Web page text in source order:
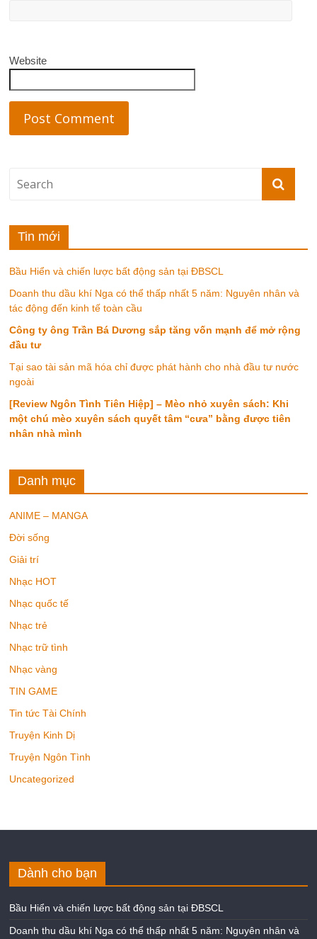
Website
Tin mới
Bầu Hiển và chiến lược bất động sản tại ĐBSCL
Doanh thu dầu khí Nga có thể thấp nhất 5 năm: Nguyên nhân và
tác động đến kinh tế toàn cầu
Công ty ông Trần Bá Dương sắp tăng vốn mạnh để mở rộng
đầu tư
Tại sao tài sản mã hóa chỉ được phát hành cho nhà đầu tư nước
ngoài
[Review Ngôn Tình Tiên Hiệp] – Mèo nhỏ xuyên sách: Khi
một chú mèo xuyên sách quyết tâm “cưa” bằng được tiên
nhân nhà mình
Danh mục
ANIME – MANGA
Đời sống
Giải trí
Nhạc HOT
Nhạc quốc tế
Nhạc trẻ
Nhạc trữ tình
Nhạc vàng
TIN GAME
Tin tức Tài Chính
Truyện Kinh Dị
Truyện Ngôn Tình
Uncategorized
Dành cho bạn
Bầu Hiển và chiến lược bất động sản tại ĐBSCL
Doanh thu dầu khí Nga có thể thấp nhất 5 năm: Nguyên nhân và